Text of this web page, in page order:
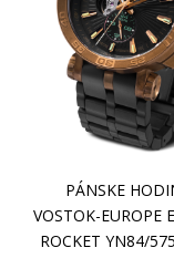
PÁNSKE
VOSTOK-EUROPE
ROCKET YN84/